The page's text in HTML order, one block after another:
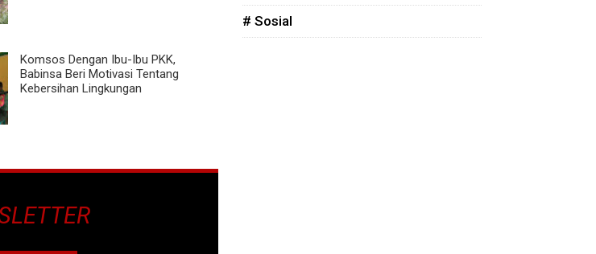
Komsos Dengan Ibu-Ibu PKK,
Babinsa Beri Motivasi Tentang
Kebersihan Lingkungan
# Sosial